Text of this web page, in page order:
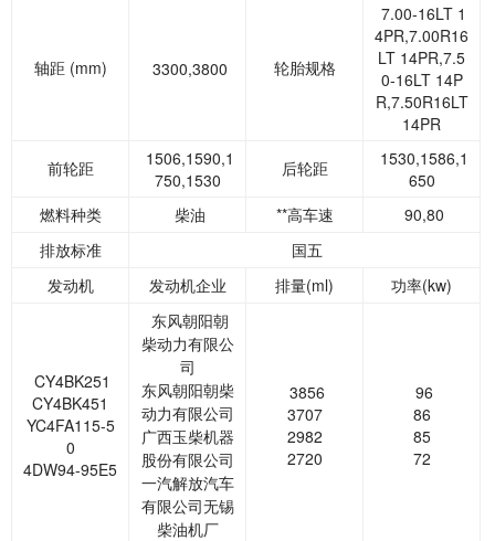
轴距 (mm) 3300,3800 轮胎规格
7.00-16LT 1
4PR,7.00R16
LT 14PR,7.5
0-16LT 14P
R,7.50R16LT
14PR
前轮距
1506,1590,1
750,1530
后轮距
1530,1586,1
650
燃料种类
柴油 **高车速
90,80
排放标准
国五
发动机
发动机企业 排量(ml) 功率(kw)
CY4BK251
CY4BK451
YC4FA115-5
0
4DW94-95E5
东风朝阳朝
柴动力有限公
司
东风朝阳朝柴
动力有限公司
广西玉柴机器
股份有限公司
一汽解放汽车
有限公司无锡
柴油机厂
3856
3707
2982
2720
96
86
85
72